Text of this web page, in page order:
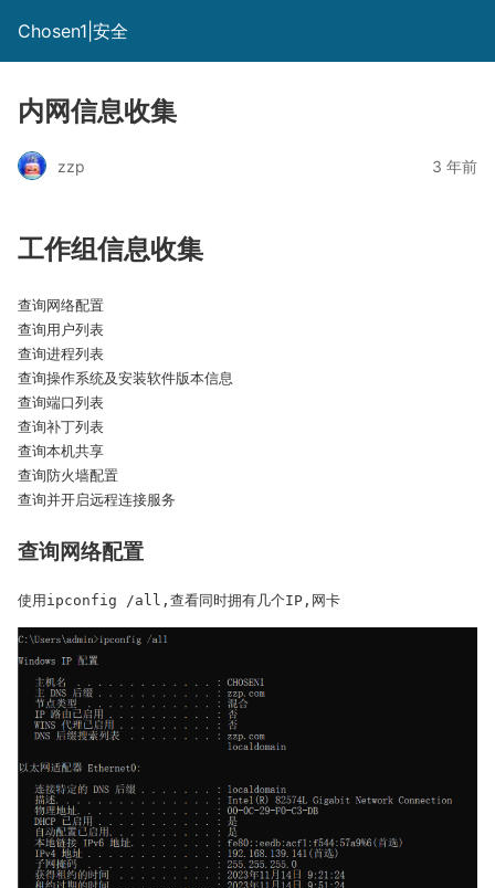
Chosen1|安全
内网信息收集
zzp 3 年前
工作组信息收集
查询网络配置
查询用户列表
查询进程列表
查询操作系统及安装软件版本信息
查询端口列表
查询补丁列表
查询本机共享
查询防火墙配置
查询并开启远程连接服务
查询网络配置
使用ipconfig /all,查看同时拥有几个IP,网卡